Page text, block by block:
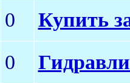
0 Купить
0